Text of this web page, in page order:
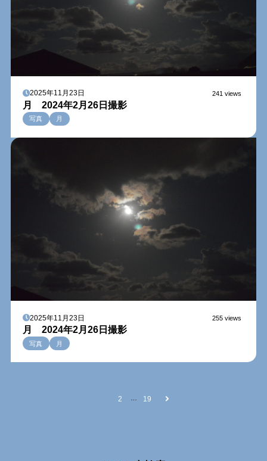
2025年11月23日 241 views
月 2024年2月26日撮影
写真 月
2025年11月23日 255 views
月 2024年2月26日撮影
写真 月
2 19